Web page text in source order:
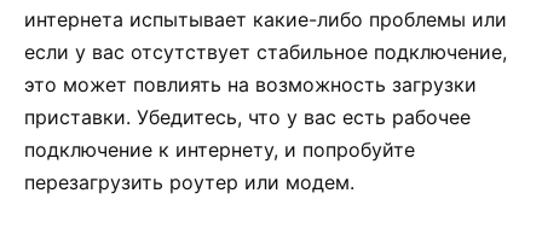
интернета испытывает какие-либо проблемы или
если у вас отсутствует стабильное подключение,
это может повлиять на возможность загрузки
приставки. Убедитесь, что у вас есть рабочее
подключение к интернету, и попробуйте
перезагрузить роутер или модем.